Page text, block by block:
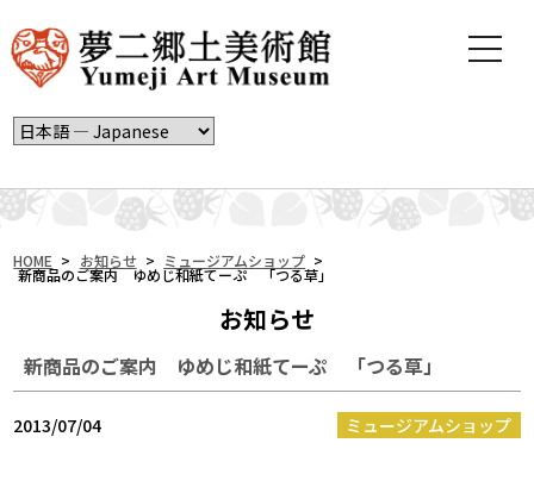
t
n
HOME > お知らせ > ミュージアムショップ >
新商品のご案内 ゆめじ和紙てーぷ 「つる草」
お知らせ
新商品のご案内 ゆめじ和紙てーぷ 「つる草」
2013/07/04 ミュージアムショップ